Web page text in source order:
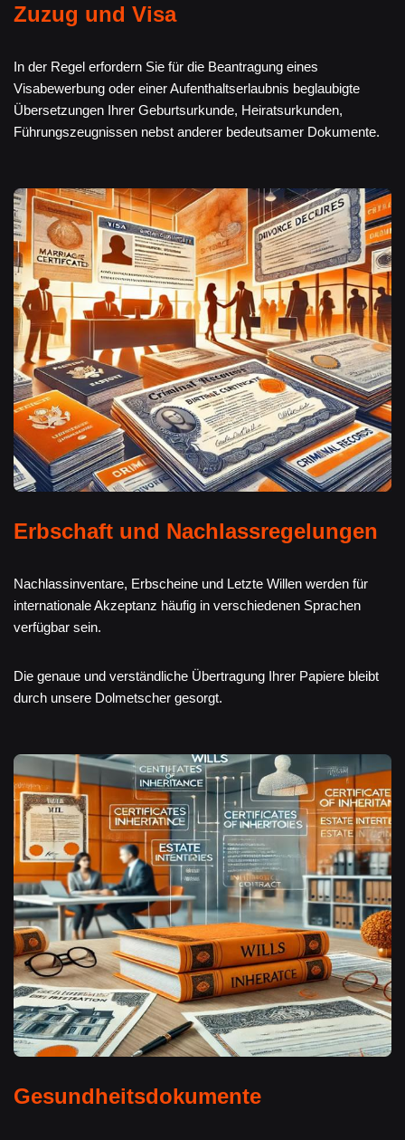
Zuzug und Visa
In der Regel erfordern Sie für die Beantragung eines
Visabewerbung oder einer Aufenthaltserlaubnis beglaubigte
Übersetzungen Ihrer Geburtsurkunde, Heiratsurkunden,
Führungszeugnissen nebst anderer bedeutsamer Dokumente.
Erbschaft und Nachlassregelungen
Nachlassinventare, Erbscheine und Letzte Willen werden für
internationale Akzeptanz häufig in verschiedenen Sprachen
verfügbar sein.
Die genaue und verständliche Übertragung Ihrer Papiere bleibt
durch unsere Dolmetscher gesorgt.
Gesundheitsdokumente